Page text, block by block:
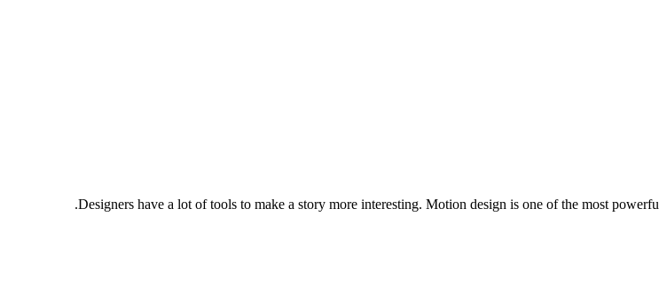
Designers have a lot of tools to make a story more interesting. Motion design is one of the most